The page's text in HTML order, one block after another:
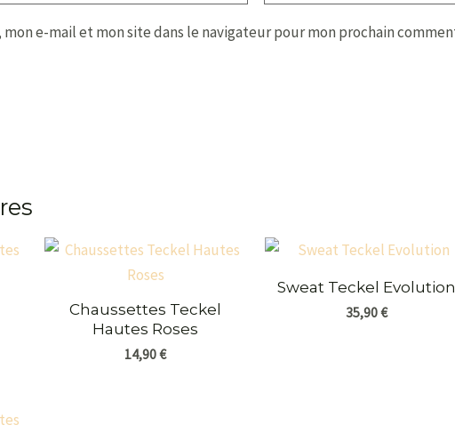
e-mail et mon site dans le navigateur pour mon prochain
Chaussettes Teckel
Hautes Roses
14,90€
Sweat Teckel Evolution
35,90€